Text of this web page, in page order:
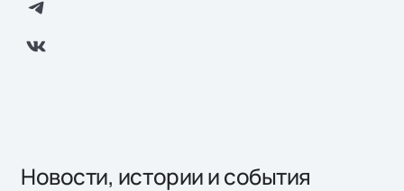
Новости, истории и события